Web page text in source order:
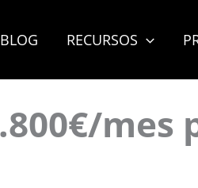
BLOG RECURSOS
mes